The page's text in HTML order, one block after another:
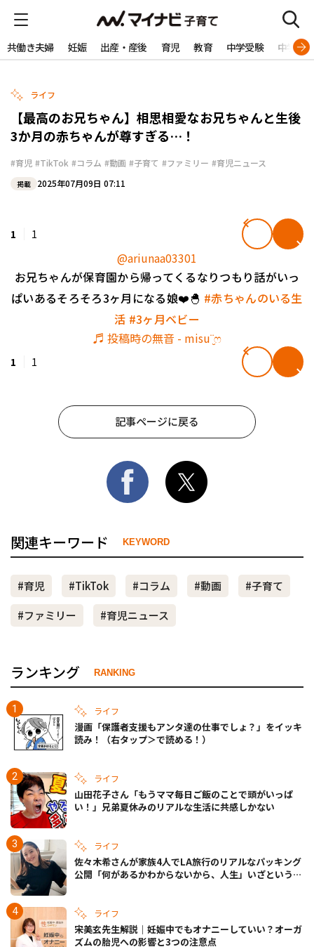
共働き夫婦 妊娠 出産・産後 育児 教育 中学受験 中学生
ライフ
【最高のお兄ちゃん】相思相愛なお兄ちゃんと生後
3か月の赤ちゃんが尊すぎる…！
#育児 #TikTok #コラム #動画 #子育て #ファミリー #育児ニュース
掲載 2025年07月09日 07:11
1 1
@ariunaa03301
お兄ちゃんが保育園から帰ってくるなりつもり話がいっ
ぱいあるそろそろ3ヶ月になる娘❤️🐣 #赤ちゃんのいる生
活 #3ヶ月ベビー
♬ 投稿時の無音 - misu¨̮ෆ
1 1
記事ページに戻る
関連キーワード KEYWORD
#育児 #TikTok #コラム #動画
#子育て
#ファミリー
#育児ニュース
ランキング RANKING
ライフ
漫画「保護者支援もアンタ達の仕事でしょ？」をイッキ
読み！（右タップ＞で読める！）
ライフ
山田花子さん「もうママ毎日ご飯のことで頭がいっぱ
い！」兄弟夏休みのリアルな生活に共感しかない
ライフ
佐々木希さんが家族4人でLA旅行のリアルなパッキング
公開「何があるかわからないから、人生」いざというと
ライフ
宋美玄先生解説｜妊娠中でもオナニーしていい？オーガ
ズムの胎児への影響と3つの注意点